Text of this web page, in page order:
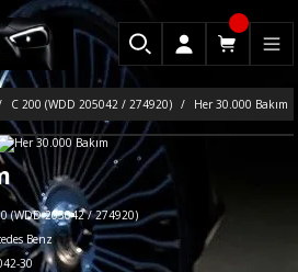
C 200 (WDD 205042 / 274920) Her 30.000 Bakım
(WDD 205042 / 274920)
Benz
30